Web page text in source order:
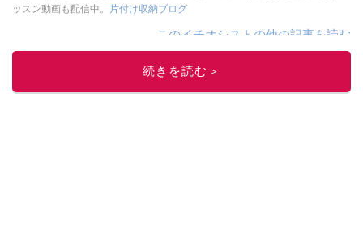
ッスン動画も配信中。
片付け収納ブログ
このイチオシストの他の記事を読む
続きを読む＞